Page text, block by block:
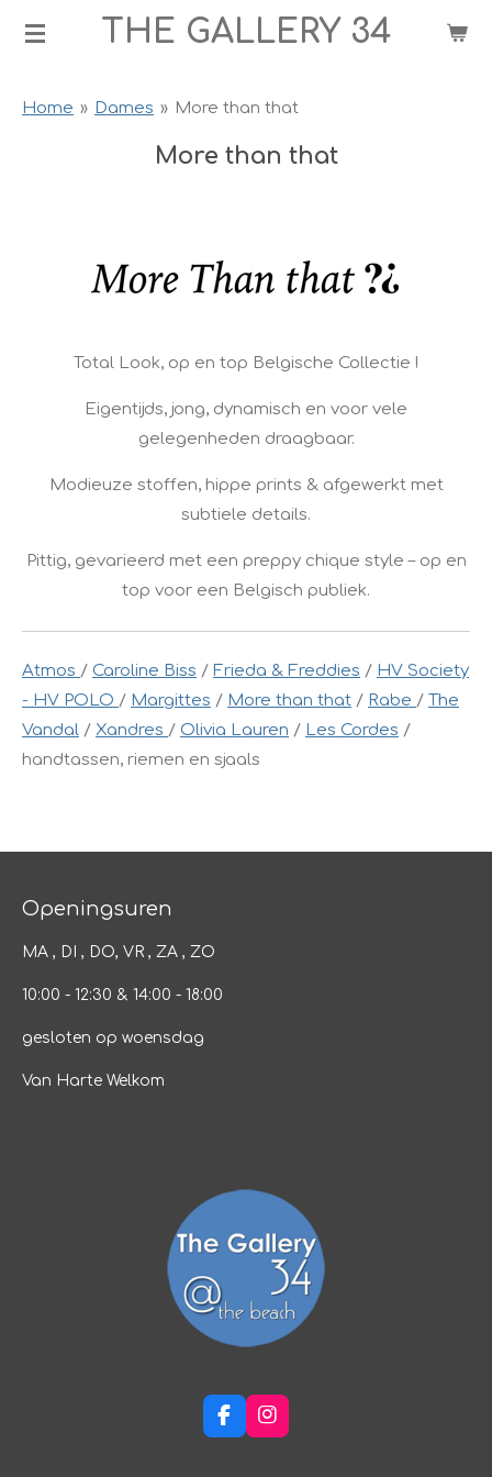
Ga
de
THE GALLERY 34
Home » Dames » More than that
More than that
Total Look, op en top Belgische Collectie !
Eigentijds, jong, dynamisch en voor vele
gelegenheden draagbaar.
Modieuze stoffen, hippe prints & afgewerkt met
subtiele details.
Pittig, gevarieerd met een preppy chique style – op en
top voor een Belgisch publiek.
Atmos / Caroline Biss / Frieda & Freddies / HV Society
- HV POLO / Margittes / More than that / Rabe / The
Vandal / Xandres / Olivia Lauren / Les Cordes /
handtassen, riemen en sjaals
Openingsuren
MA , DI , DO, VR , ZA , ZO
10:00 - 12:30 & 14:00 - 18:00
gesloten op woensdag
Van Harte Welkom
F
a
I
n